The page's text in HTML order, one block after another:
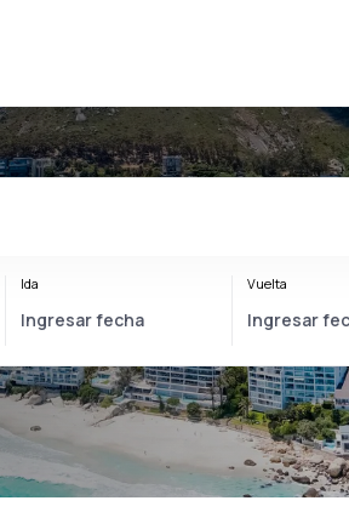
Ida Vuelta